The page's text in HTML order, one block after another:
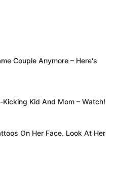
Couple Anymore – Here's
Kid And Mom – Watch!
On Her Face. Look At Her